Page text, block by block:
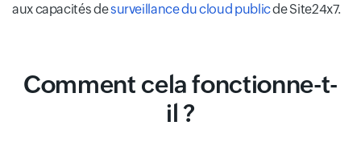
aux capacités desurveillance du cloud publicde Site24x7.
Comment cela fonctionne-t-
il ?